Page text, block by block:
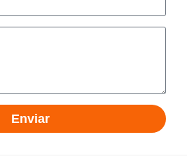
Enviar